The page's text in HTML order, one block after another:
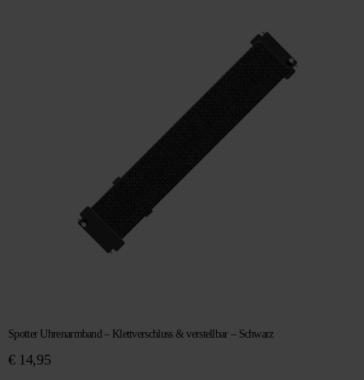
Spotter Uhrenarmband – Klettverschluss & verstellbar – Schwarz
€14,95